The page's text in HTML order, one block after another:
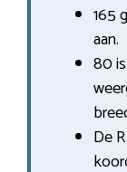
165
aan.
80
De